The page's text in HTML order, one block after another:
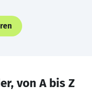
von A bis Z